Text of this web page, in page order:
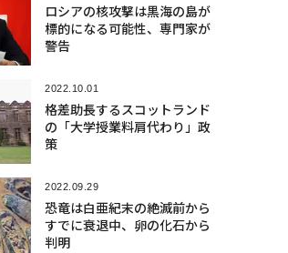
ロシアの核攻撃は黒海の島が
標的になる可能性、専門家が
警告
2022.10.01
格差助長するスコットランド
の「大学授業料肩代わり」政
策
2022.09.29
恐竜は白亜紀末の絶滅前から
すでに衰退中、卵の化石から
判明